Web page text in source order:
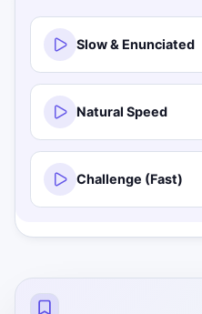
Slow & Enunciated
Natural Speed
Challenge (Fast)